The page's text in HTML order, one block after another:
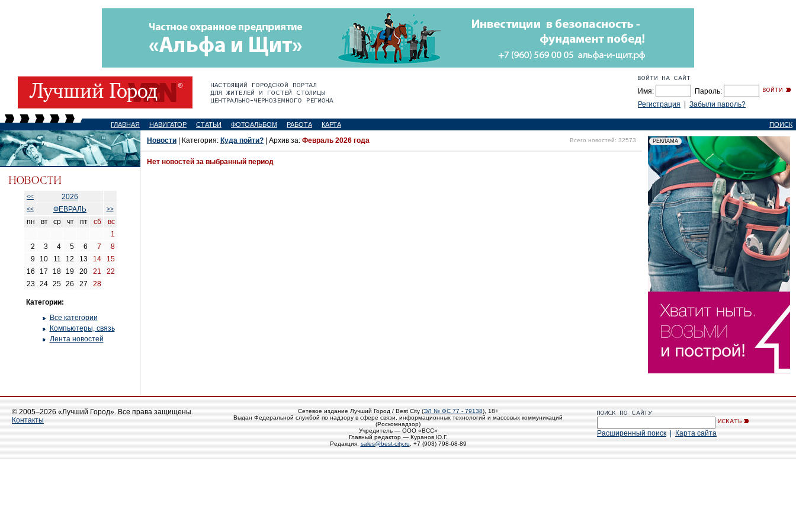
Имя:
Пароль:
Регистрация
Забыли пароль?
ГЛАВНАЯ НАВИГАТОР СТАТЬИ ФОТОАЛЬБОМ РАБОТА КАРТА ПОИСК
<< 2026
<< ФЕВРАЛЬ >>
пн вт ср чт пт сб
вс
1
2
3 4 5 6 7
8
9
10 11 12 13 14
15
16
17 18 19 20 21
22
23
24 25 26 27 28
Категории:
Все категории
Компьютеры, связь
Лента новостей
Новости | Категория: Куда пойти? | Архив за: Февраль 2026 года Всего новостей: 32573
Нет новостей за выбранный период
© 2005–2026 «Лучший Город». Все права защищены.
Контакты
Сетевое издание Лучший Город / Best City (ЭЛ № ФС 77 - 79138), 18+
Выдан Федеральной службой по надзору в сфере связи, информационных технологий и массовых коммуникаций
(Роскомнадзор)
Учредитель — ООО «ВСС»
Главный редактор — Куранов Ю.Г.
Редакция: sales@best-city.ru , +7 (903) 798-68-89
Расширенный поиск Карта сайта